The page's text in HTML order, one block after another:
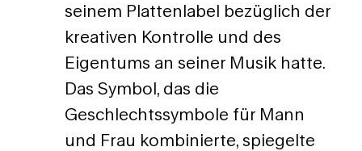
seinem Plattenlabel bezüglich der
kreativen Kontrolle und des
Eigentums an seiner Musik hatte.
Das Symbol, das die
Geschlechtssymbole für Mann
und Frau kombinierte, spiegelte